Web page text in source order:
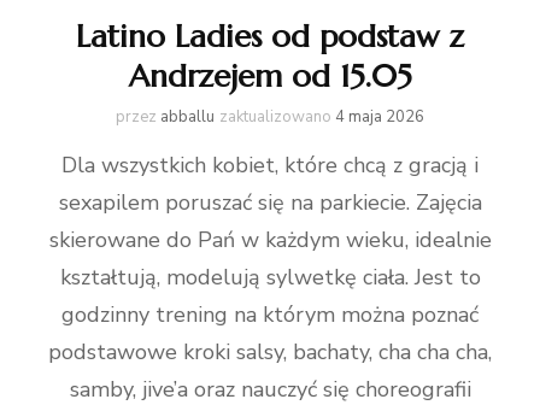
Latino Ladies od podstaw z
Andrzejem od 15.05
przez abballu zaktualizowano 4 maja 2026
Dla wszystkich kobiet, które chcą z gracją i
sexapilem poruszać się na parkiecie. Zajęcia
skierowane do Pań w każdym wieku, idealnie
kształtują, modelują sylwetkę ciała. Jest to
godzinny trening na którym można poznać
podstawowe kroki salsy, bachaty, cha cha cha,
samby, jive’a oraz nauczyć się choreografii